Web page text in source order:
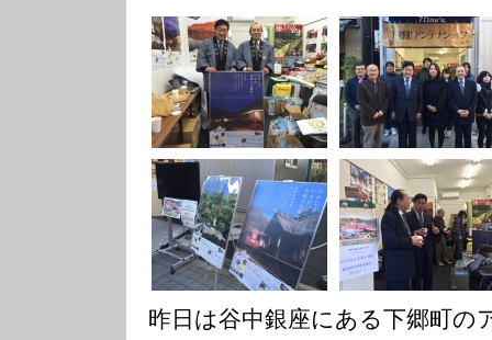
昨日は谷中銀座にある下郷町の